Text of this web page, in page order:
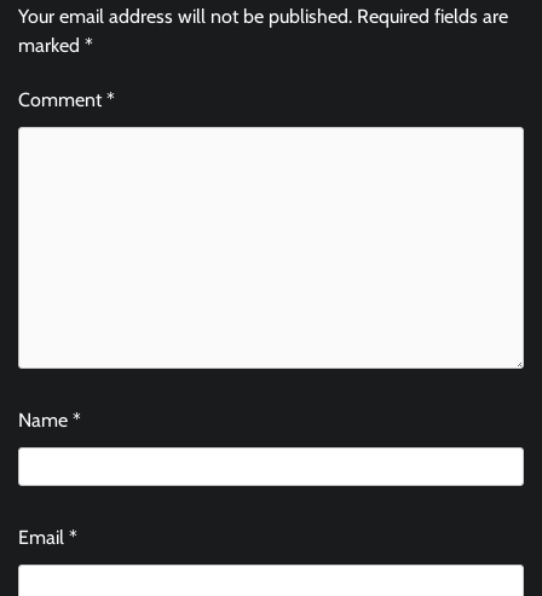
Your email address will not be published. Required fields are
marked *
Comment*
Name *
Email *